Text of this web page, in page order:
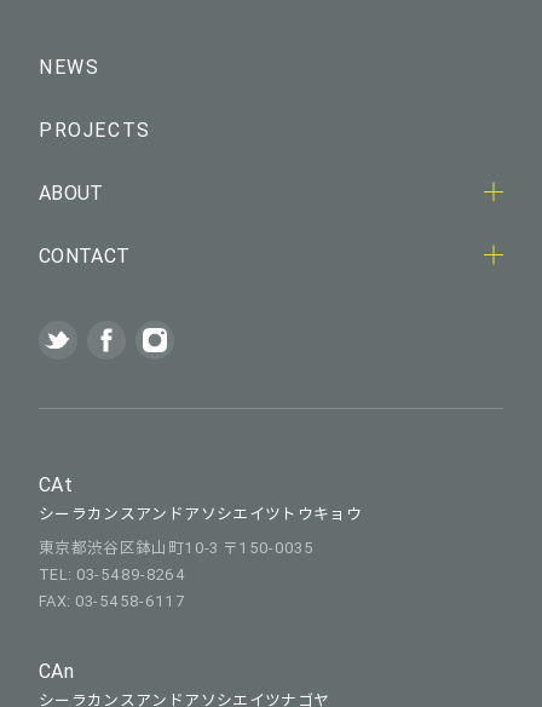
NEWS
PROJECTS
ABOUT
CONTACT
CAt
シーラカンスアンドアソシエイツトウキョウ
東京都渋谷区鉢山町10-3 〒150-0035
TEL: 03-5489-8264
FAX: 03-5458-6117
CAn
シーラカンスアンドアソシエイツナゴヤ